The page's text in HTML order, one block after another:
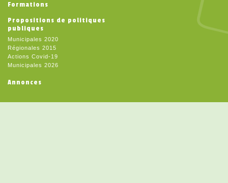
Formations
Propositions de politiques
publiques
Municipales 2020
Régionales 2015
Actions Covid-19
Municipales 2026
Annonces